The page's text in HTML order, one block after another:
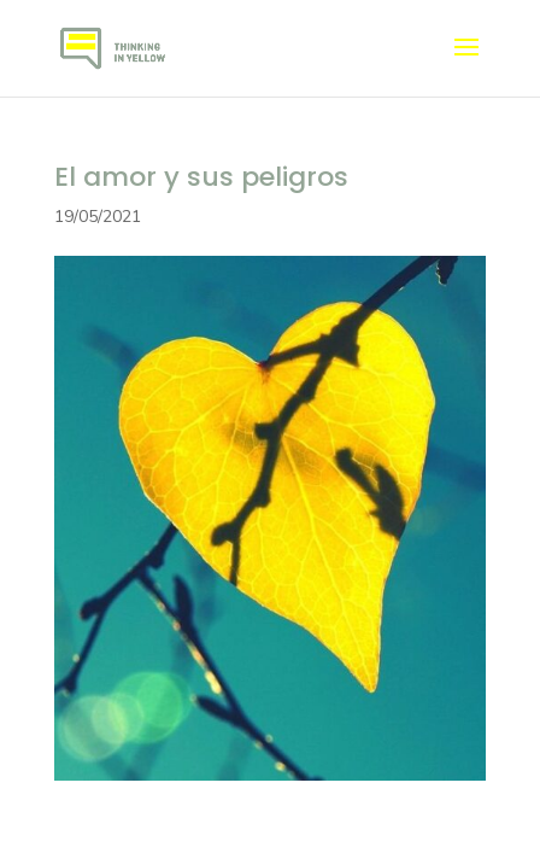
El amor y sus peligros
19/05/2021